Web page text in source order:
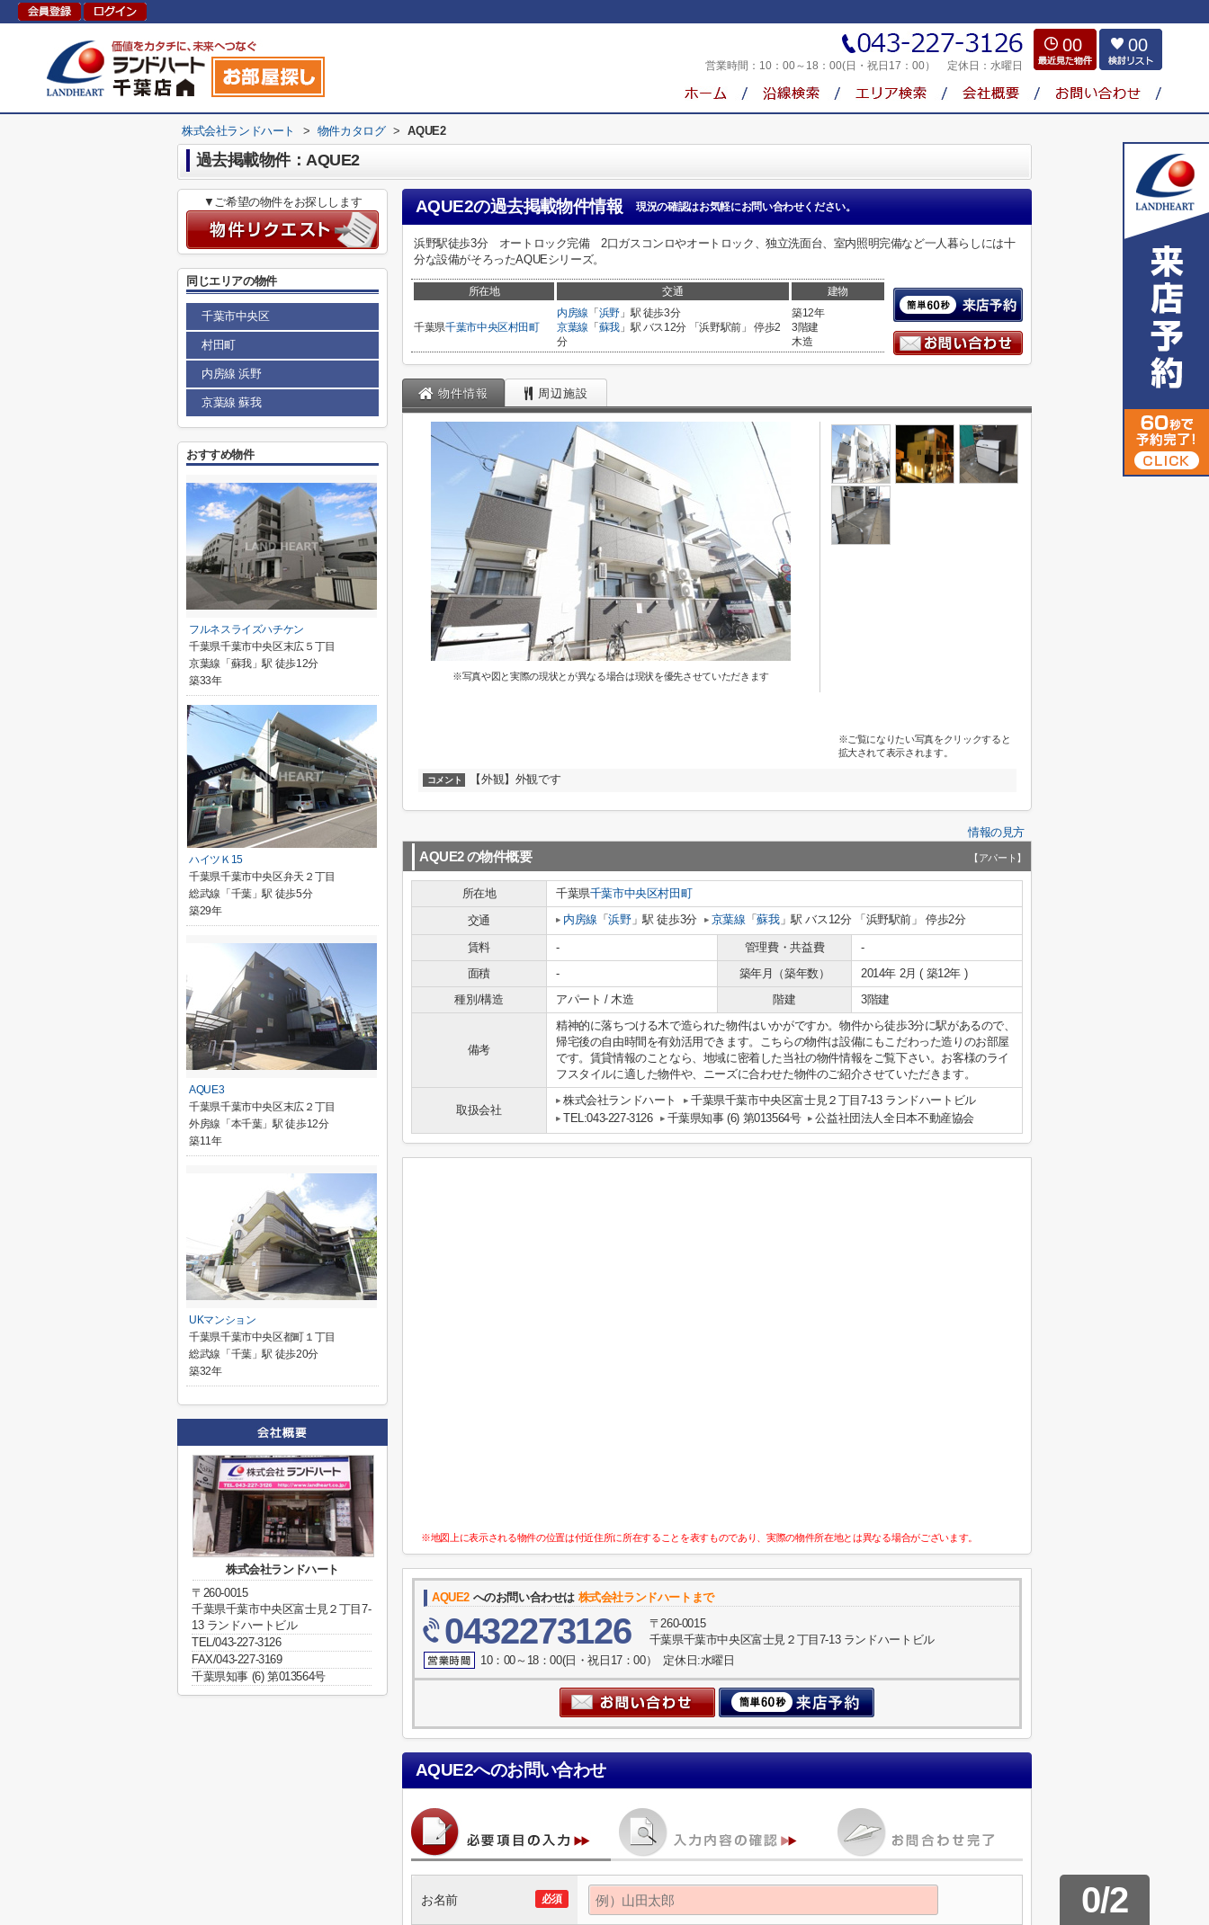
営業時間： 10：00～18：00(日・祝日17：00） 定休日： 水曜日
00 00
株式会社ランドハート > 物件カタログ > AQUE2
過去掲載物件：AQUE2
AQUE2の過去掲載物件情報 現況の確認はお気軽にお問い合わせください。
浜野駅徒歩3分 オートロック完備 2口ガスコンロやオートロック、独立洗面台、室内照明完備など一人暮らしには十
分な設備がそろったAQUEシリーズ。
所在地 交通 建物
千葉県千葉市中央区村田町
内房線 「 浜野」駅 徒歩3分
京葉線 「 蘇我」駅 バス12分 「浜野駅前」 停歩2
分
築12年
3階建
木造
物件情報 周辺施設
※写真や図と実際の現状とが異なる場合は現状を優先させていただきます
※ご覧になりたい写真をクリックすると
拡大されて表示されます。
コメント 【外観】外観です
情報の見方
AQUE2の物件概要 【アパート】
所在地 千葉県千葉市中央区村田町
交通
内房線 「浜野」駅 徒歩3分 京葉線 「蘇我」駅 バス12分 「浜野駅前」 停歩2分
賃料 - 管理費・共益費
-
面積
- 築年月（築年数）
2014年 2月 ( 築12年 )
種別/構造
アパート / 木造 階建 3階建
備考
精神的に落ちつける木で造られた物件はいかがですか。物件から徒歩3分に駅があるので、
帰宅後の自由時間を有効活用できます。こちらの物件は設備にもこだわった造りのお部屋
です。賃貸情報のことなら、地域に密着した当社の物件情報をご覧下さい。お客様のライ
フスタイルに適した物件や、ニーズに合わせた物件のご紹介させていただきます。
取扱会社
株式会社ランドハート
千葉県千葉市中央区富士見２丁目7-13 ランドハートビル
TEL:043-227-3126
千葉県知事 (6) 第013564号 公益社団法人全日本不動産協会
※地図上に表示される物件の位置は付近住所に所在することを表すものであり、実際の物件所在地とは異なる場合がございます。
AQUE2 へのお問い合わせは 株式会社ランドハートまで
0432273126
〒260-0015
千葉県千葉市中央区富士見２丁目7-13 ランドハートビル
10：00～18：00(日・祝日17：00） 定休日:水曜日
AQUE2へのお問い合わせ
0/2
必須
お名前
▼ご希望の物件をお探しします
同じエリアの物件
千葉市中央区
村田町
内房線 浜野
京葉線 蘇我
おすすめ物件
フルネスライズハチケン
千葉県千葉市中央区末広５丁目
京葉線「蘇我」駅 徒歩12分
築33年
ハイツＫ15
千葉県千葉市中央区弁天２丁目
総武線「千葉」駅 徒歩5分
築29年
AQUE3
千葉県千葉市中央区末広２丁目
外房線「本千葉」駅 徒歩12分
築11年
UKマンション
千葉県千葉市中央区都町１丁目
総武線「千葉」駅 徒歩20分
築32年
株式会社ランドハート
〒260-0015
千葉県千葉市中央区富士見２丁目7-
13 ランドハートビル
TEL/043-227-3126
FAX/043-227-3169
千葉県知事 (6) 第013564号